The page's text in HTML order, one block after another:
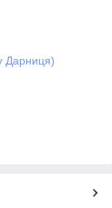
Дарниця)